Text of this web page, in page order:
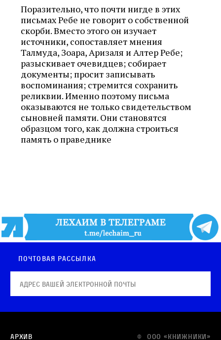
Поразительно, что почти нигде в этих
письмах Ребе не говорит о собственной
скорби. Вместо этого он изучает
источники, сопоставляет мнения
Талмуда, Зоара, Аризаля и Алтер Ребе;
разыскивает очевидцев; собирает
документы; просит записывать
воспоминания; стремится сохранить
реликвии. Именно поэтому письма
оказываются не только свидетельством
сыновней памяти. Они становятся
образцом того, как должна строиться
память о праведнике
Почтовая рассылка
© OOO «КНИЖНИКИ»
Архив